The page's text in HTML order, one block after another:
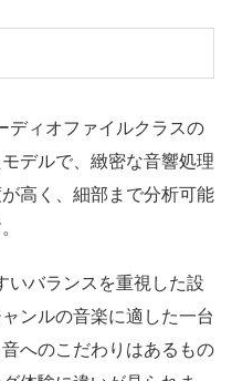
ディオファイルクラスの
デルで、緻密な音響処理
高く、細部まで分析可能
いバランスを重視した設
ンルの音楽に適した一台
へのこだわりはあるもの